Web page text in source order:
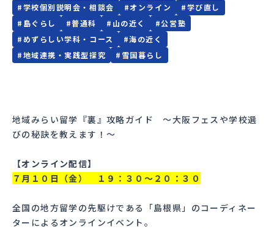
#学校個別説明会・相談会 #オンライン #学び直し
# 島ぐらし #普通科 # 山の近く #公営塾
#めずらしい学科・コース #海の近く
#地域連携・実践型探究 #雪国暮らし
地域みらい留学『裏』攻略ガイド 〜大阪フェスや学校選
びの秘訣を教えます！〜
【オンライン配信】
７月１０日（金） １９：３０～２０：３０
全国の地方留学の先駆けである「島根県」のコーディネー
ターによるオンラインイベント。